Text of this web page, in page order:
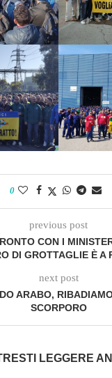
0
previous post
CON I
DI GROTTAGLIE È A
next post
ARABO,
SCORPORO
LEGGERE